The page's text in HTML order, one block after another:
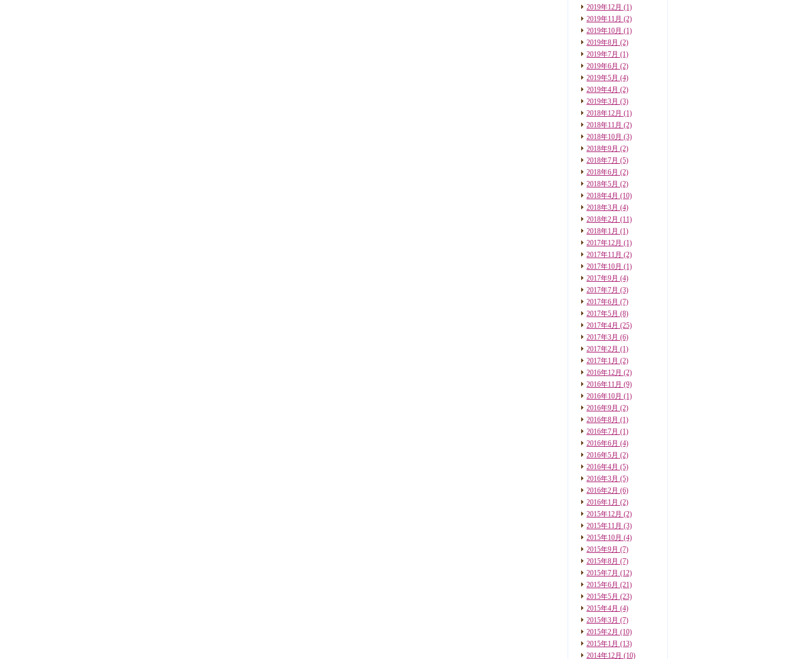
2019年12月 (1)
2019年11月 (2)
2019年10月 (1)
2019年8月 (2)
2019年7月 (1)
2019年6月 (2)
2019年5月 (4)
2019年4月 (2)
2019年3月 (3)
2018年12月 (1)
2018年11月 (2)
2018年10月 (3)
2018年9月 (2)
2018年7月 (5)
2018年6月 (2)
2018年5月 (2)
2018年4月 (10)
2018年3月 (4)
2018年2月 (11)
2018年1月 (1)
2017年12月 (1)
2017年11月 (2)
2017年10月 (1)
2017年9月 (4)
2017年7月 (3)
2017年6月 (7)
2017年5月 (8)
2017年4月 (25)
2017年3月 (6)
2017年2月 (1)
2017年1月 (2)
2016年12月 (2)
2016年11月 (9)
2016年10月 (1)
2016年9月 (2)
2016年8月 (1)
2016年7月 (1)
2016年6月 (4)
2016年5月 (2)
2016年4月 (5)
2016年3月 (5)
2016年2月 (6)
2016年1月 (2)
2015年12月 (2)
2015年11月 (3)
2015年10月 (4)
2015年9月 (7)
2015年8月 (7)
2015年7月 (12)
2015年6月 (21)
2015年5月 (23)
2015年4月 (4)
2015年3月 (7)
2015年2月 (10)
2015年1月 (13)
2014年12月 (10)